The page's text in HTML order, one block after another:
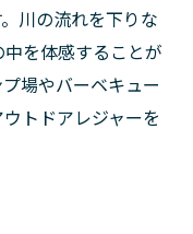
川の流れを下りな
を体感することが
場やバーベキュー
トドアレジャーを